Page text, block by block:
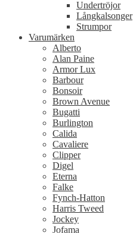
Undertröjor
Långkalsonger
Strumpor
Varumärken
Alberto
Alan Paine
Armor Lux
Barbour
Bonsoir
Brown Avenue
Bugatti
Burlington
Calida
Cavaliere
Clipper
Digel
Eterna
Falke
Fynch-Hatton
Harris Tweed
Jockey
Jofama